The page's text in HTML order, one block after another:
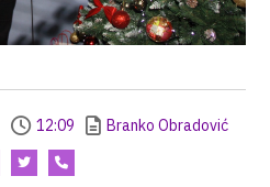
12:09 Branko Obradović